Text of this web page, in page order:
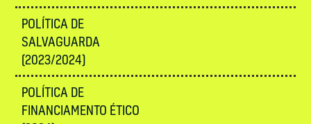
POLÍTICA DE
SALVAGUARDA
(2023/2024)
POLÍTICA DE
FINANCIAMENTO ÉTICO